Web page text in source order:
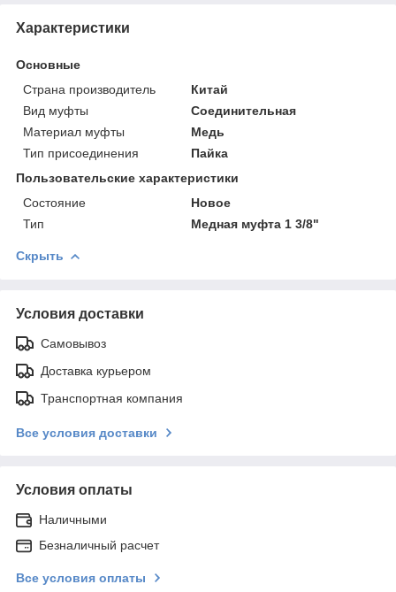
Характеристики
Основные
Страна производитель
Китай
Вид муфты
Соединительная
Материал муфты
Медь
Тип присоединения
Пайка
Пользовательские характеристики
Состояние
Новое
Тип
Медная муфта 1 3/8"
Скрыть
Условия доставки
Самовывоз
Доставка курьером
Транспортная компания
Все условия доставки
Условия оплаты
Наличными
Безналичный расчет
Все условия оплаты